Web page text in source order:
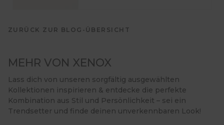
ZURÜCK ZUR BLOG-ÜBERSICHT
MEHR VON XENOX
Lass dich von unseren sorgfältig ausgewählten
Kollektionen inspirieren & entdecke die perfekte
Kombination aus Stil und Persönlichkeit – sei ein
Trendsetter und finde deinen unverkennbaren Look!